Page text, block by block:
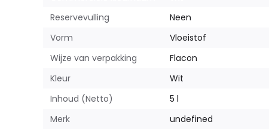
Reservevulling
Neen
Vorm
Vloeistof
Wijze van verpakking
Flacon
Kleur
Wit
Inhoud (Netto)
5 l
Merk
undefined